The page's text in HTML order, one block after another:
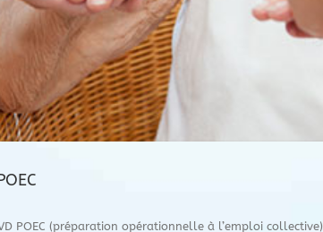
POEC (préparation opérationnelle à l’emploi collective)